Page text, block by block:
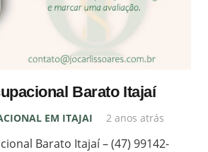
Barato Itajaí
EM ITAJAI 2 anos atrás
Barato Itajaí – (47) 99142-